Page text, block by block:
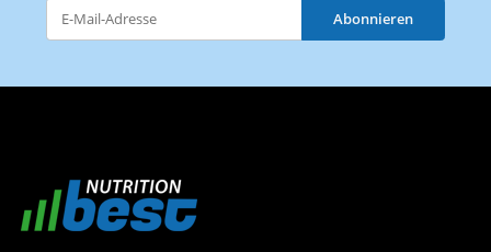
Abonnieren